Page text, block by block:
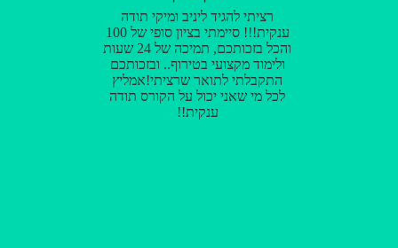
רציתי להגיד ליניב ומיקי תודה
ענקית!!! סיימתי בציון סופי של 100
והכל בזכותכם, תמיכה של 24 שעות
ולימוד מקצועי בטירוף.. ובזכותכם
התקבלתי לתואר שרציתי!אמליץ
לכל מי שאני יכול על הקורס תודה
ענקית!!